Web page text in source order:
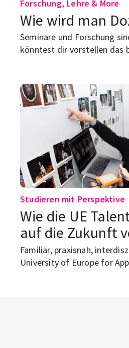
Forschung, Lehre & More
Wie wird man
Seminare und Forschung
könntest dir vorstellen das
Studieren mit Perspektive
Wie die UE
auf die Zukunft
Familiär, praxisnah,
University of Europe for